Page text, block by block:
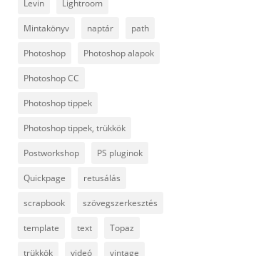
Levin Lightroom
Mintakönyv naptár path
Photoshop Photoshop alapok
Photoshop CC
Photoshop tippek
Photoshop tippek, trükkök
Postworkshop PS pluginok
Quickpage retusálás
scrapbook szövegszerkesztés
template text Topaz
trükkök videó vintage